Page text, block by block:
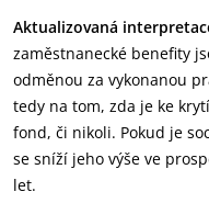
Aktualizovaná
zaměstnanecké benefity
odměnou za vykonanou
tedy na tom, zda je ke
fond, či nikoli. Pokud je
se sníží jeho výše ve
let.